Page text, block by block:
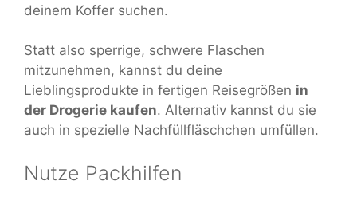
deinem Koffer suchen.
Statt also sperrige, schwere Flaschen
mitzunehmen, kannst du deine
Lieblingsprodukte in fertigen Reisegrößen in
der Drogerie kaufen. Alternativ kannst du sie
auch in spezielle Nachfüllfläschchen umfüllen.
Nutze Packhilfen